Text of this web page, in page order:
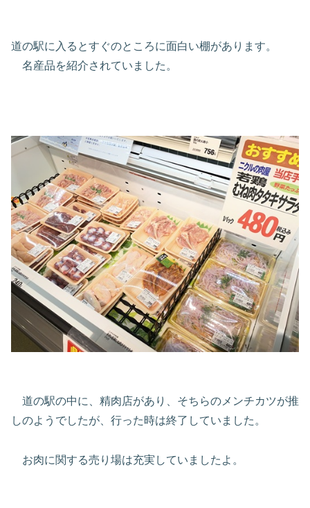
道の駅に入るとすぐのところに面白い棚があります。
名産品を紹介されていました。
道の駅の中に、精肉店があり、そちらのメンチカツが推
しのようでしたが、行った時は終了していました。
お肉に関する売り場は充実していましたよ。